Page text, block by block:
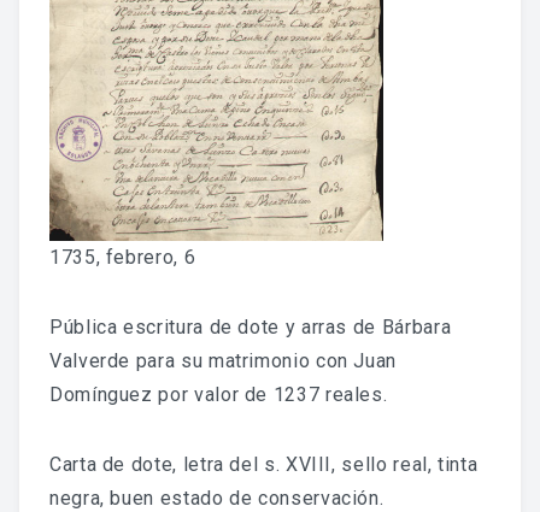
Fondo Histórico
Fondo Notarial
Catálogos Y Cuadros De Clasificación
Categorías
Libros De Actas
Reales Provisiones
DIFUSIÓN
1735, febrero, 6
Pública escritura de dote y arras de Bárbara
Valverde para su matrimonio con Juan
Domínguez por valor de 1237 reales.
Carta de dote, letra del s. XVIII, sello real, tinta
negra, buen estado de conservación.